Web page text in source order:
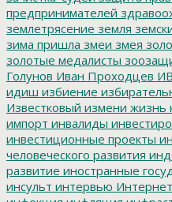
предпринимателей
землетрясение земля
зима пришла змеи змея
золотые медалисты
Голунов Иван Проходцев
идиш избиение
Известковый измени жизнь
импорт инвалиды
инвестиционные проекты
человеческого развития
развитие иностранные
инсульт интервью Интернет